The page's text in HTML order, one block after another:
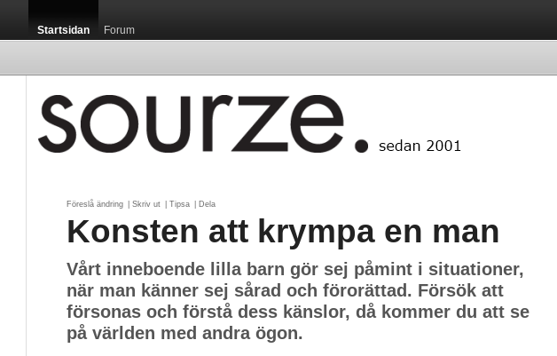
Startsidan Forum
Föreslå ändring Skriv ut Tipsa Dela
Konsten att krympa en man
Vårt inneboende lilla barn gör sej påmint i situationer,
när man känner sej sårad och förorättad. Försök att
försonas och förstå dess känslor, då kommer du att se
på världen med andra ögon.